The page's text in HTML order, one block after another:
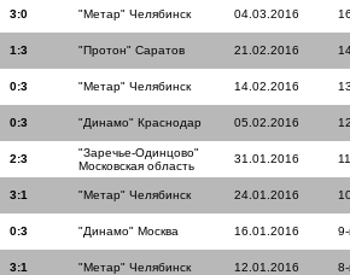
3:0 "Метар" Челябинск 04.03.2016
1:3 "Протон" Саратов 21.02.2016
0:3 "Метар" Челябинск 14.02.2016
0:3 "Динамо" Краснодар 05.02.2016
2:3
"Заречье-Одинцово"
Московская область
31.01.2016
3:1 "Метар" Челябинск 24.01.2016
0:3 "Динамо" Москва 16.01.2016
3:1 "Метар" Челябинск 12.01.2016